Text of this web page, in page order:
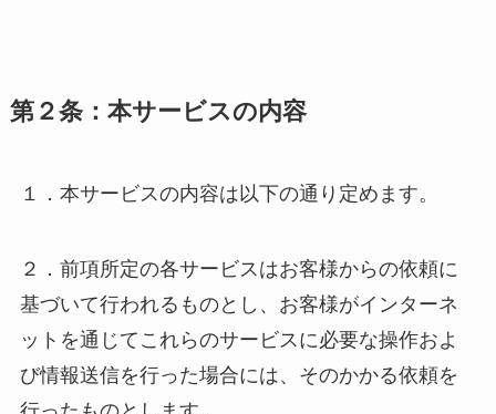
第２条：本サービスの内容
１．本サービスの内容は以下の通り定めます。
２．前項所定の各サービスはお客様からの依頼に
基づいて行われるものとし、お客様がインターネ
ットを通じてこれらのサービスに必要な操作およ
び情報送信を行った場合には、そのかかる依頼を